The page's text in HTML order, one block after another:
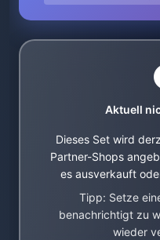
Aktuell
Dieses Set wird
Partner-Shops
es ausverkauft
Tipp: Setze
benachrichtigt zu
wieder